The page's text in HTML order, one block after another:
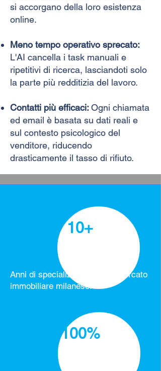
si accorgano della loro esistenza
online.
Meno tempo operativo sprecato:
L'AI cancella i task manuali e
ripetitivi di ricerca, lasciandoti solo
la parte più redditizia del lavoro.
Contatti più efficaci:Ogni chiamata
ed email è basata su dati reali e
sul contesto psicologico del
venditore, riducendo
drasticamente il tasso di rifiuto.
10+
Anni di specializzazione nel mercato
immobiliare milanese.
100%